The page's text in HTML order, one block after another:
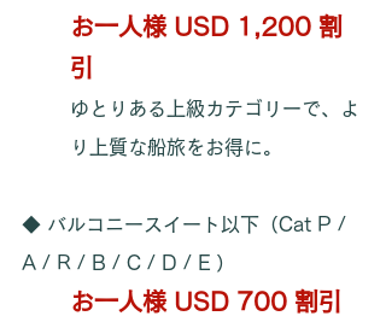
お一人様 USD 1,200 割
引
ゆとりある上級カテゴリーで、よ
り上質な船旅をお得に。
◆ バルコニースイート以下（Cat P /
A / R / B / C / D / E ）
お一人様 USD 700 割引